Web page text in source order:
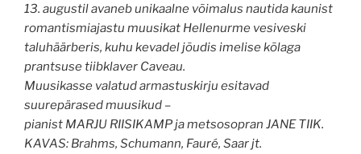
13. augustil avaneb unikaalne võimalus nautida kaunist
romantismiajastu muusikat Hellenurme vesiveski
taluhäärberis, kuhu kevadel jõudis imelise kõlaga
prantsuse tiibklaver Caveau.
Muusikasse valatud armastuskirju esitavad
suurepärased muusikud –
pianist MARJU RIISIKAMP ja metsosopran JANE TIIK.
KAVAS: Brahms, Schumann, Fauré, Saar jt.